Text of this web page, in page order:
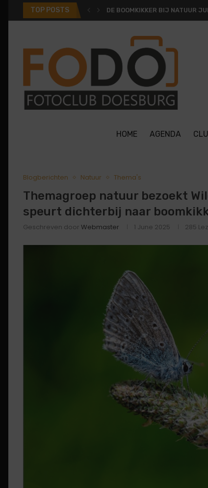
TOP POSTS DE BOOMKIKKER BIJ NATUUR
HOME AGENDA
Blogberichten Natuur Thema's
Themagroep natuur bezoekt
speurt dichterbij naar
Geschreven door Webmaster 1 June 2025 285